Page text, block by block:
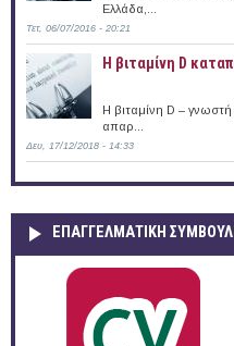
Ελλάδα,...
Τετ, 06/07/2016 - 20:21
Η βιταμίνη D
Η βιταμίνη D – γνωστή
απαρ...
Δευ, 17/12/2018 - 14:33
ΕΠΑΓΓΕΛΜΑΤΙΚΉ